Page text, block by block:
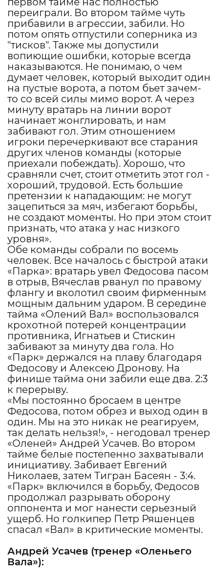
переиграли. Во втором тайме чуть
прибавили в агрессии, забили. Но
потом опять отпустили соперника из
"тисков". Также мы допустили
вопиющие ошибки, которые всегда
наказываются. Не понимаю, о чем
думает человек, который выходит один
на пустые ворота, а потом бьет зачем-
то со всей силы мимо ворот. А через
минуту вратарь на линии ворот
начинает жонглировать, и нам
забивают гол. Этим отношением
игроки перечеркивают все старания
других членов команды (которые
приехали побеждать). Хорошо, что
сравняли счет, стоит отметить этот гол -
хороший, трудовой. Есть большие
претензии к нападающим: не могут
зацепиться за мяч, избегают борьбы,
не создают моменты. Но при этом стоит
признать, что атака у нас низкого
уровня».
Обе команды собрали по восемь
человек. Все началось с быстрой атаки
«Парка»: вратарь увел Федосова пасом
в отрыв, Вячеслав рванул по правому
флангу и вколотил своим фирменным
мощным дальним ударом. В середине
тайма «Олений Вал» воспользовался
крохотной потерей концентрации
противника, Игнатьев и Стискин
забивают за минуту два гола. Но
«Парк» держался на плаву благодаря
Федосову и Алексею Дронову. На
финише тайма они забили еще два. 2:3
к перерыву.
«Мы постоянно бросаем в центре
Федосова, потом обрез и выход один в
один. Мы на это никак не реагируем,
так делать нельзя!», - негодовал тренер
«Оленей» Андрей Усачев. Во втором
тайме белые постепенно захватывали
инициативу. Забивает Евгений
Николаев, затем Тигран Басеян - 3:4.
«Парк» включился в борьбу, Федосов
продолжал разрывать оборону
оппонента и мог нанести серьезный
ущерб. Но голкипер Петр Ряшенцев
спасал «Вал» в критические моменты.
Андрей Усачев (тренер «Оленьего
Вала»):